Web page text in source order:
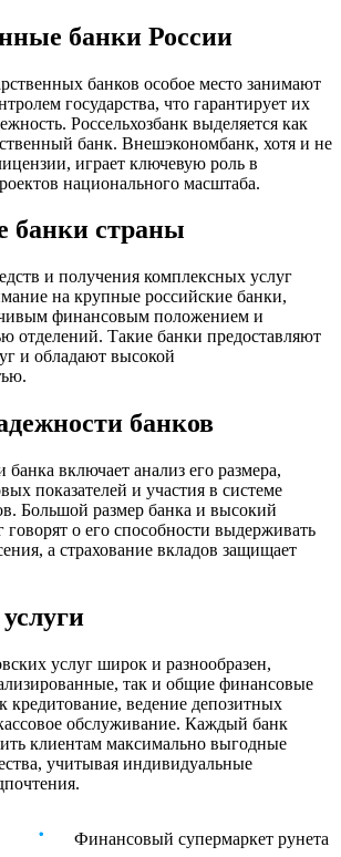
банки России
банков особое место занимают
государства, что гарантирует их
Россельхозбанк выделяется как
банк. Внешэкономбанк, хотя и не
играет ключевую роль в
национального масштаба.
банки страны
и получения комплексных услуг
на крупные российские банки,
финансовым положением и
отделений. Такие банки предоставляют
и обладают высокой
банков
включает анализ его размера,
показателей и участия в системе
Большой размер банка и высокий
о его способности выдерживать
а страхование вкладов защищает
услуг широк и разнообразен,
так и общие финансовые
кредитование, ведение депозитных
обслуживание. Каждый банк
клиентам максимально выгодные
учитывая индивидуальные
Финансовый супермаркет рунета